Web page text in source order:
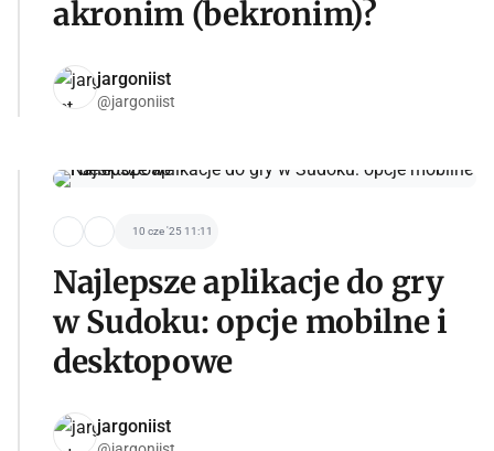
akronim (bekronim)?
jargoniist
@jargoniist
10 cze '25 11:11
Najlepsze aplikacje do gry
w Sudoku: opcje mobilne i
desktopowe
jargoniist